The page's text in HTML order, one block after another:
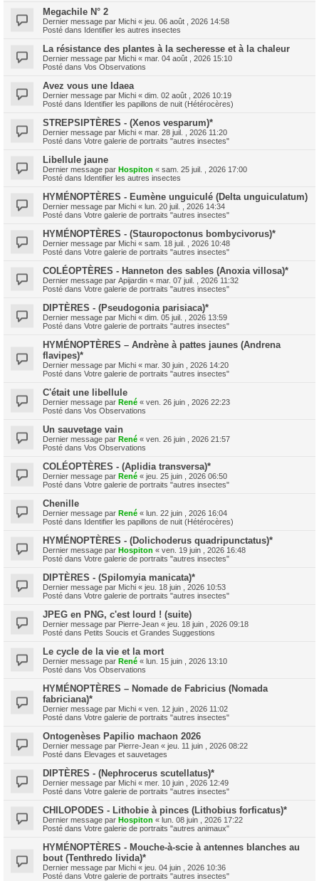
Megachile N° 2
Dernier message par Michi « jeu. 06 août , 2026 14:58
Posté dans Identifier les autres insectes
La résistance des plantes à la secheresse et à la chaleur
Dernier message par Michi « mar. 04 août , 2026 15:10
Posté dans Vos Observations
Avez vous une Idaea
Dernier message par Michi « dim. 02 août , 2026 10:19
Posté dans Identifier les papillons de nuit (Hétérocères)
STREPSIPTÈRES - (Xenos vesparum)*
Dernier message par Michi « mar. 28 juil. , 2026 11:20
Posté dans Votre galerie de portraits "autres insectes"
Libellule jaune
Dernier message par Hospiton « sam. 25 juil. , 2026 17:00
Posté dans Identifier les autres insectes
HYMÉNOPTÈRES - Eumène unguiculé (Delta unguiculatum)
Dernier message par Michi « lun. 20 juil. , 2026 14:34
Posté dans Votre galerie de portraits "autres insectes"
HYMÉNOPTÈRES - (Stauropoctonus bombycivorus)*
Dernier message par Michi « sam. 18 juil. , 2026 10:48
Posté dans Votre galerie de portraits "autres insectes"
COLÉOPTÈRES - Hanneton des sables (Anoxia villosa)*
Dernier message par Apijardin « mar. 07 juil. , 2026 11:32
Posté dans Votre galerie de portraits "autres insectes"
DIPTÈRES - (Pseudogonia parisiaca)*
Dernier message par Michi « dim. 05 juil. , 2026 13:59
Posté dans Votre galerie de portraits "autres insectes"
HYMÉNOPTÈRES – Andrène à pattes jaunes (Andrena
flavipes)*
Dernier message par Michi « mar. 30 juin , 2026 14:20
Posté dans Votre galerie de portraits "autres insectes"
C'était une libellule
Dernier message par René « ven. 26 juin , 2026 22:23
Posté dans Vos Observations
Un sauvetage vain
Dernier message par René « ven. 26 juin , 2026 21:57
Posté dans Vos Observations
COLÉOPTÈRES - (Aplidia transversa)*
Dernier message par René « jeu. 25 juin , 2026 06:50
Posté dans Votre galerie de portraits "autres insectes"
Chenille
Dernier message par René « lun. 22 juin , 2026 16:04
Posté dans Identifier les papillons de nuit (Hétérocères)
HYMÉNOPTÈRES - (Dolichoderus quadripunctatus)*
Dernier message par Hospiton « ven. 19 juin , 2026 16:48
Posté dans Votre galerie de portraits "autres insectes"
DIPTÈRES - (Spilomyia manicata)*
Dernier message par Michi « jeu. 18 juin , 2026 10:53
Posté dans Votre galerie de portraits "autres insectes"
JPEG en PNG, c'est lourd ! (suite)
Dernier message par Pierre-Jean « jeu. 18 juin , 2026 09:18
Posté dans Petits Soucis et Grandes Suggestions
Le cycle de la vie et la mort
Dernier message par René « lun. 15 juin , 2026 13:10
Posté dans Vos Observations
HYMÉNOPTÈRES – Nomade de Fabricius (Nomada
fabriciana)*
Dernier message par Michi « ven. 12 juin , 2026 11:02
Posté dans Votre galerie de portraits "autres insectes"
Ontogenèses Papilio machaon 2026
Dernier message par Pierre-Jean « jeu. 11 juin , 2026 08:22
Posté dans Elevages et sauvetages
DIPTÈRES - (Nephrocerus scutellatus)*
Dernier message par Michi « mer. 10 juin , 2026 12:49
Posté dans Votre galerie de portraits "autres insectes"
CHILOPODES - Lithobie à pinces (Lithobius forficatus)*
Dernier message par Hospiton « lun. 08 juin , 2026 17:22
Posté dans Votre galerie de portraits "autres animaux"
HYMÉNOPTÈRES - Mouche-à-scie à antennes blanches au
bout (Tenthredo livida)*
Dernier message par Michi « jeu. 04 juin , 2026 10:36
Posté dans Votre galerie de portraits "autres insectes"